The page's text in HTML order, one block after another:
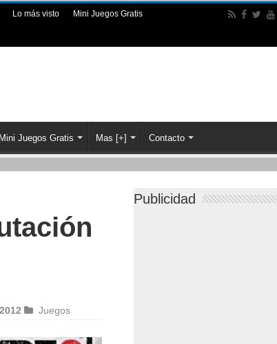
Lo más visto Mini Juegos Gratis
Mini Juegos Gratis Mas [+] Contacto
Juegos
Publicidad